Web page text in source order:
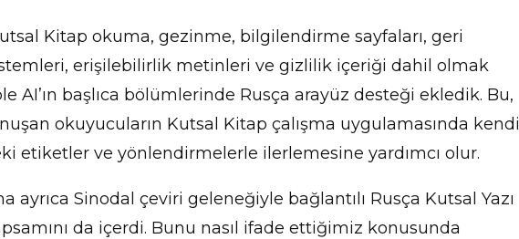
Kitap okuma, gezinme, bilgilendirme sayfaları, geri
erişilebilirlik metinleri ve gizlilik içeriği dahil olmak
AI’ın başlıca bölümlerinde Rusça arayüz desteği ekledik. Bu,
okuyucuların Kutsal Kitap çalışma uygulamasında kendi
etiketler ve yönlendirmelerle ilerlemesine yardımcı olur.
ayrıca Sinodal çeviri geleneğiyle bağlantılı Rusça Kutsal Yazı
da içerdi. Bunu nasıl ifade ettiğimiz konusunda